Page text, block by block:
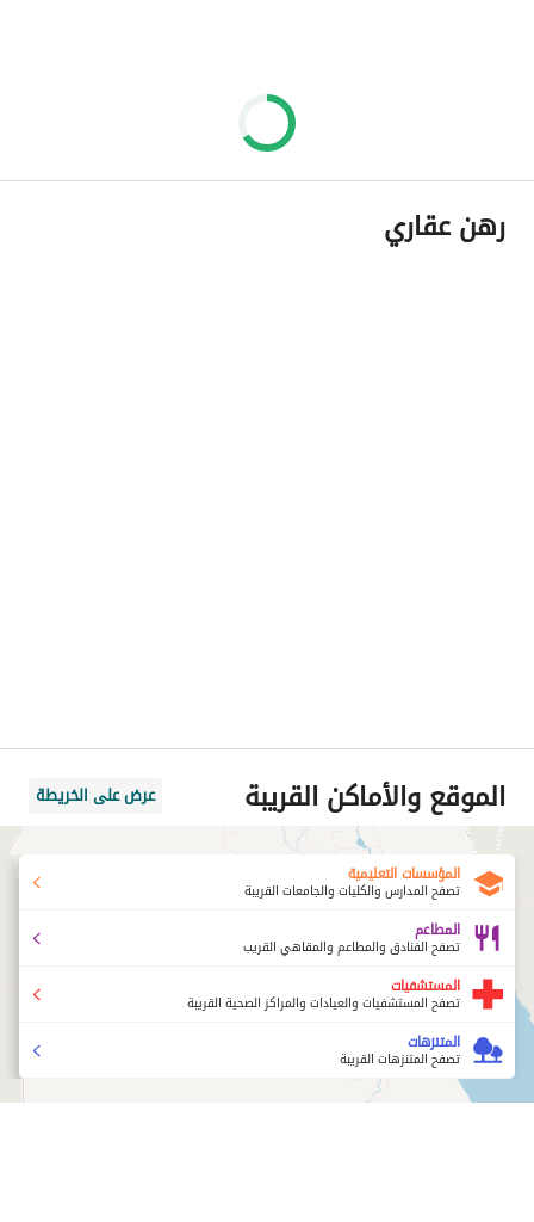
رهن عقاري
الموقع والأماكن القريبة عرض على الخريطة
المؤسسات التعليمية
تصفح المدارس والكليات والجامعات القريبة
المطاعم
تصفح الفنادق والمطاعم والمقاهي القريب
المستشفيات
تصفح المستشفيات والعيادات والمراكز الصحية القريبة
المتنزهات
تصفح المتنزهات القريبة